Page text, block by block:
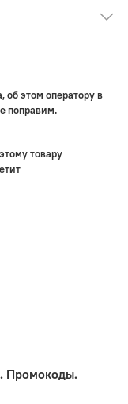
этом оператору в
поправим.
товару
Промокоды.